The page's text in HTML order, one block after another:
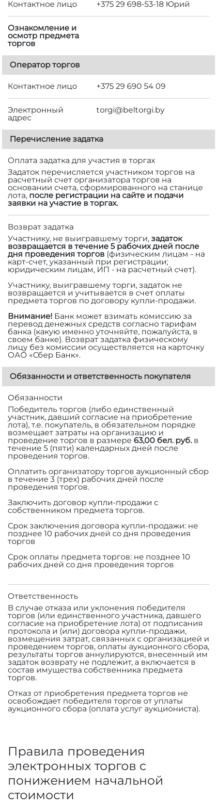
Контактное лицо +375 29 698-53-18 Юрий
Ознакомление и
осмотр предмета
торгов
Оператор торгов
Контактное лицо +375 29 690 54 09
Электронный
адрес
torgi@beltorgi.by
Перечисление задатка
Оплата задатка для участия в торгах
Задаток перечисляется участником торгов на
расчетный счет организатора торгов на
основании счета, сформированного на станице
лота, после регистрации на сайте и подачи
заявки на участие в торгах.
Возврат задатка
Участнику, не выигравшему торги, задаток
возвращается в течение 5 рабочих дней после
дня проведения торгов (физическим лицам - на
карт-счет, указанный при регистрации;
юридическим лицам, ИП - на расчетный счет).
Участнику, выигравшему торги, задаток не
возвращается и учитывается в счет оплаты
предмета торгов по договору купли-продажи.
Внимание! Банк может взимать комиссию за
перевод денежных средств согласно тарифам
банка (какую именно уточняйте, пожалуйста, в
своем банке). Возврат задатка физическому
лицу без комиссии осуществляется на карточку
ОАО «Сбер Банк».
Обязанности и ответственность покупателя
Обязанности
Победитель торгов (либо единственный
участник, давший согласие на приобретение
лота), т.е. покупатель, в обязательном порядке
возмещает затраты на организацию и
проведение торгов в размере 63,00 бел. руб.в
течение 5 (пяти) календарных дней после
проведения торгов.
Оплатить организатору торгов аукционный сбор
в течение 3 (трех) рабочих дней после
проведения торгов.
Заключить договор купли-продажи с
собственником предмета торгов.
Срок заключения договора купли-продажи: не
позднее 10 рабочих дней со дня проведения
торгов
Срок оплаты предмета торгов: не позднее 10
рабочих дней со дня проведения торгов
Ответственность
В случае отказа или уклонения победителя
торгов (или единственного участника, давшего
согласие на приобретение лота) от подписания
протокола и (или) договора купли-продажи,
возмещения затрат, связанных с организацией и
проведением торгов, оплаты аукционного сбора,
результаты торгов аннулируются, внесенный им
задаток возврату не подлежит, а включается в
состав имущества собственника предмета
торгов.
Отказ от приобретения предмета торгов не
освобождает победителя торгов от уплаты
аукционного сбора (оплата услуг аукциониста).
Правила проведения
электронных торгов с
понижением начальной
стоимости